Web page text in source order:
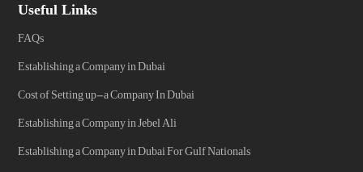
Useful Links
FAQs
Establishing a Company in Dubai
Cost of Setting up-a Company In Dubai
Establishing a Company in Jebel Ali
Establishing a Company in Dubai For Gulf Nationals